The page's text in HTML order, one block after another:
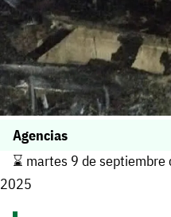
Agencias
⌛️ martes 9 de septiembre
2025